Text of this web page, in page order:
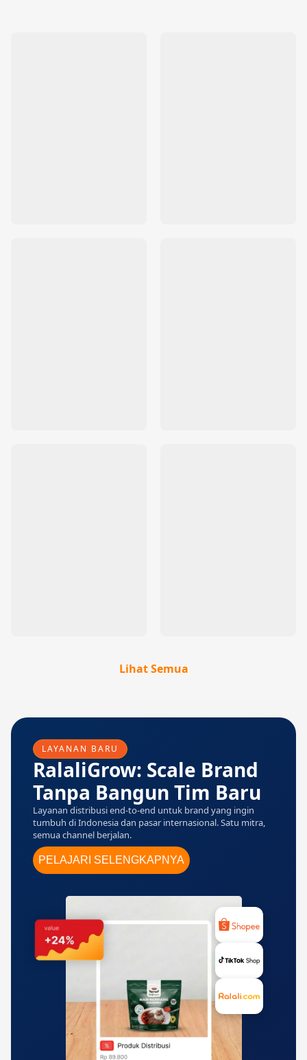
Lihat Semua
LAYANAN BARU
RalaliGrow: Scale Brand
Tanpa Bangun Tim Baru
Layanan distribusi end-to-end untuk brand yang ingin
tumbuh di Indonesia dan pasar internasional. Satu mitra,
semua channel berjalan.
PELAJARI SELENGKAPNYA